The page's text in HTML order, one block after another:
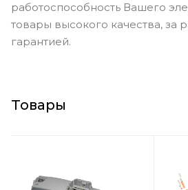
работоспособность Вашего
товары высокого качества, за
гарантией.
Товары